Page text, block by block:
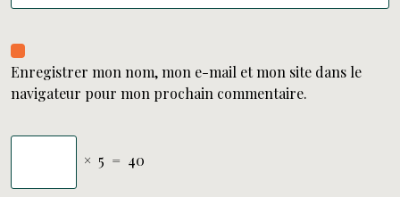
Enregistrer mon nom, mon e-mail et mon site dans le
navigateur pour mon prochain commentaire.
× 5 = 40